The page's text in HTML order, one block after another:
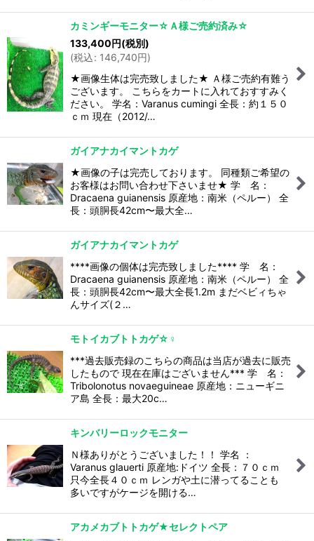
カミンギーモニター☆Ａ様ご売約済み☆
133,400円(税別)
(税込: 146,740円)
★画像生体は完売致しました★ Ａ様ご売約有難う
ございます。 こちらをカートに入れておすすみく
ださい。 学名：Varanus cumingi 全長：約１５０
ｃｍ 現在（2012/…
ガイアナカイマントカゲ
★画像の子は完売しております。 同種類ご希望の
お客様はお問い合わせ下さいませ★ 学 名：
Dracaena guianensis 原産地：南米（ペルー） 全
長：頭胴長42cm〜最大全…
ガイアナカイマントカゲ
****画像の個体は完売致しました**** 学 名：
Dracaena guianensis 原産地：南米（ペルー） 全
長：頭胴長42cm〜最大全長1.2m まだベビィちゃ
んサイズ(２…
モトイカブトトカゲ☆♀
***過去販売録のこちらの商品は当店が過去に販売
したもので 現在在庫はございません*** 学 名：
Tribolonotus novaeguineae 原産地：ニューギニ
ア島 全長：最大20c…
キンバリーロックモニター
Ｎ様ありがとうございました！！ 学名 ：
Varanus glauerti 原産地:ドイツ 全長：７０ｃｍ
只今全長４０ｃｍ レンガや土に潜ってることも
多いですがケージを開ける…
アカメカブトトカゲ★セレクトペア